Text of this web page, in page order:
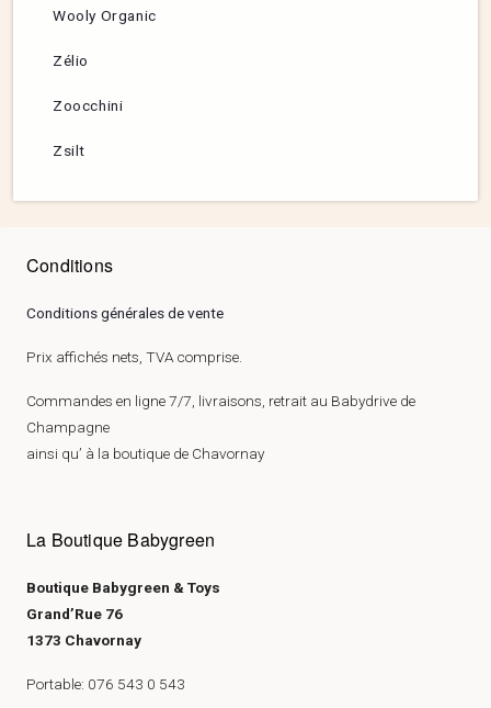
Wooly Organic
Zélio
Zoocchini
Zsilt
Conditions
Conditions générales de vente
Prix affichés nets, TVA comprise.
Commandes en ligne 7/7, livraisons, retrait au Babydrive de
Champagne
ainsi qu’ à la boutique de Chavornay
La Boutique Babygreen
Boutique Babygreen & Toys
Grand’Rue 76
1373 Chavornay
Portable: 076 543 0 543